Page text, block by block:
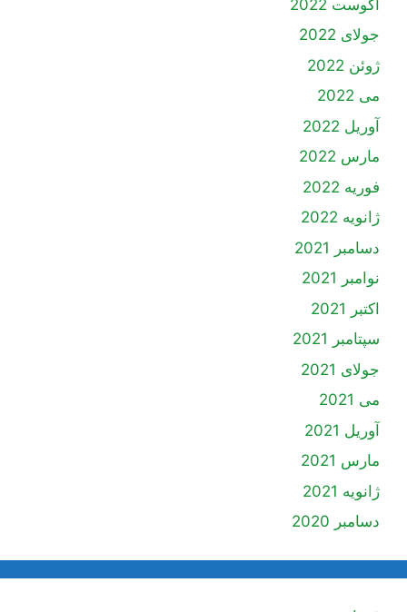
آگوست 2022
جولای 2022
ژوئن 2022
می 2022
آوریل 2022
مارس 2022
فوریه 2022
ژانویه 2022
دسامبر 2021
نوامبر 2021
اکتبر 2021
سپتامبر 2021
جولای 2021
می 2021
آوریل 2021
مارس 2021
ژانویه 2021
دسامبر 2020